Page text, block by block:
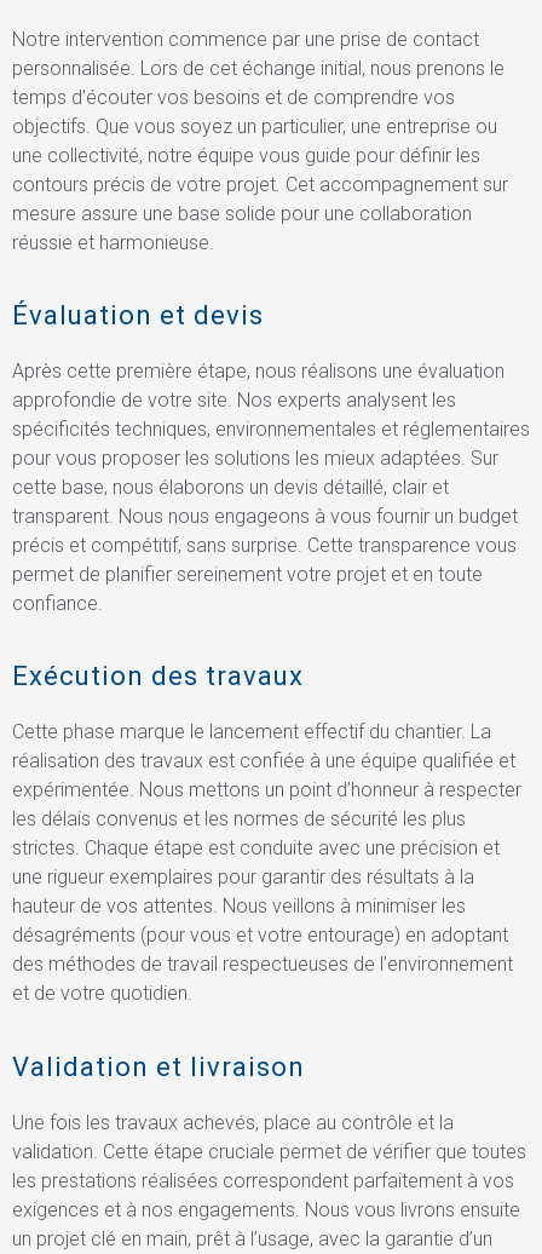
Notre intervention commence par une prise de contact
personnalisée. Lors de cet échange initial, nous prenons le
temps d’écouter vos besoins et de comprendre vos
objectifs. Que vous soyez un particulier, une entreprise ou
une collectivité, notre équipe vous guide pour définir les
contours précis de votre projet. Cet accompagnement sur
mesure assure une base solide pour une collaboration
réussie et harmonieuse.
Évaluation et devis
Après cette première étape, nous réalisons une évaluation
approfondie de votre site. Nos experts analysent les
spécificités techniques, environnementales et réglementaires
pour vous proposer les solutions les mieux adaptées. Sur
cette base, nous élaborons un devis détaillé, clair et
transparent. Nous nous engageons à vous fournir un budget
précis et compétitif, sans surprise. Cette transparence vous
permet de planifier sereinement votre projet et en toute
confiance.
Exécution des travaux
Cette phase marque le lancement effectif du chantier. La
réalisation des travaux est confiée à une équipe qualifiée et
expérimentée. Nous mettons un point d’honneur à respecter
les délais convenus et les normes de sécurité les plus
strictes. Chaque étape est conduite avec une précision et
une rigueur exemplaires pour garantir des résultats à la
hauteur de vos attentes. Nous veillons à minimiser les
désagréments (pour vous et votre entourage) en adoptant
des méthodes de travail respectueuses de l’environnement
et de votre quotidien.
Validation et livraison
Une fois les travaux achevés, place au contrôle et la
validation. Cette étape cruciale permet de vérifier que toutes
les prestations réalisées correspondent parfaitement à vos
exigences et à nos engagements. Nous vous livrons ensuite
un projet clé en main, prêt à l’usage, avec la garantie d’un